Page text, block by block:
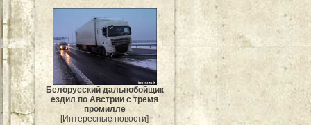
Белорусский дальнобойщик
ездил по Австрии с тремя
промилле
[Интересные новости]